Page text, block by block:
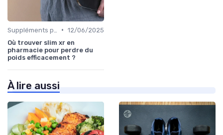
• 12/06/2025
Où trouver slim xr en
pharmacie pour perdre du
poids efficacement ?
À lire aussi